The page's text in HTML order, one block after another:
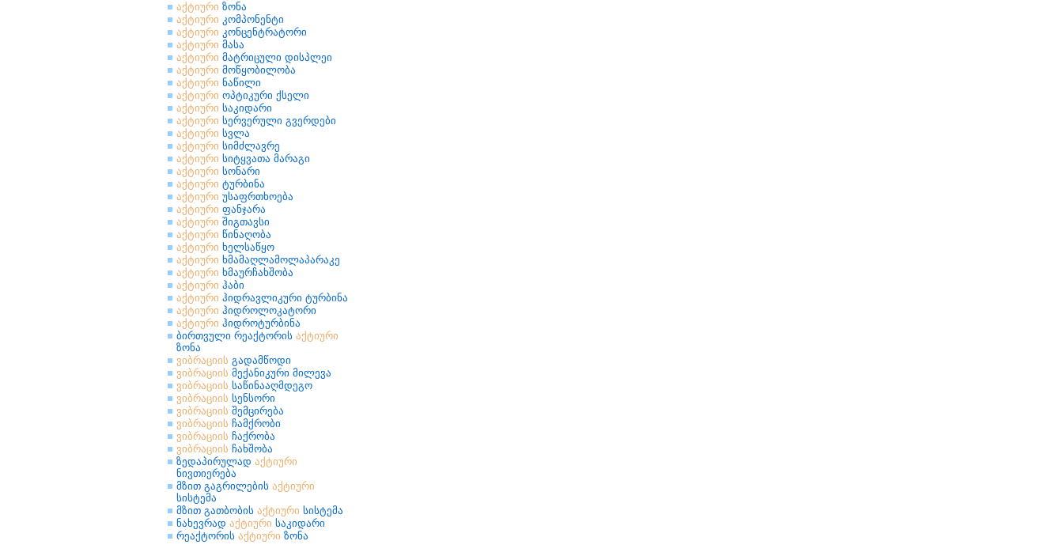
აქტიური ზონა
აქტიური კომპონენტი
აქტიური კონცენტრატორი
აქტიური მასა
აქტიური მატრიცული დისპლეი
აქტიური მოწყობილობა
აქტიური ნაწილი
აქტიური ოპტიკური ქსელი
აქტიური საკიდარი
აქტიური სერვერული გვერდები
აქტიური სვლა
აქტიური სიმძლავრე
აქტიური სიტყვათა მარაგი
აქტიური სონარი
აქტიური ტურბინა
აქტიური უსაფრთხოება
აქტიური ფანჯარა
აქტიური შიგთავსი
აქტიური წინაღობა
აქტიური ხელსაწყო
აქტიური ხმამაღლამოლაპარაკე
აქტიური ხმაურჩახშობა
აქტიური ჰაბი
აქტიური ჰიდრავლიკური ტურბინა
აქტიური ჰიდროლოკატორი
აქტიური ჰიდროტურბინა
ბირთვული რეაქტორის აქტიური
ზონა
ვიბრაციის გადამწოდი
ვიბრაციის მექანიკური მილევა
ვიბრაციის საწინააღმდეგო
ვიბრაციის სენსორი
ვიბრაციის შემცირება
ვიბრაციის ჩამქრობი
ვიბრაციის ჩაქრობა
ვიბრაციის ჩახშობა
ზედაპირულად აქტიური
ნივთიერება
მზით გაგრილების აქტიური
სისტემა
მზით გათბობის აქტიური სისტემა
ნახევრად აქტიური საკიდარი
რეაქტორის აქტიური ზონა